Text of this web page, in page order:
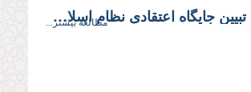
جلسه سی‌ودوم: ضرورت تبیین جایگاه اعتقادى نظام اسلامى
مطالعه بیشتر...